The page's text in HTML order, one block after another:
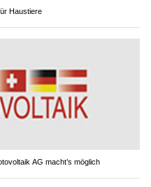
Haustiere
AG macht’s möglich